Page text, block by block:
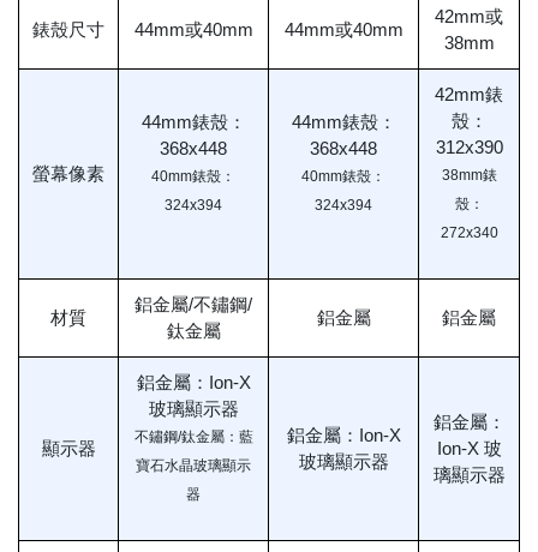
錶殼尺寸 44mm或40mm 44mm或40mm
42mm或
38mm
螢幕像素
44mm錶殼：
368x448
40mm錶殼：
324x394
44mm錶殼：
368x448
40mm錶殼：
324x394
42mm錶
殼：
312x390
38mm錶
殼：
272x340
材質
鋁金屬/不鏽鋼/
鈦金屬
鋁金屬 鋁金屬
顯示器
鋁金屬：Ion-X
玻璃顯示器
不鏽鋼/鈦金屬：藍
寶石水晶玻璃顯示
器
鋁金屬：Ion-X
玻璃顯示器
鋁金屬：
Ion-X 玻
璃顯示器